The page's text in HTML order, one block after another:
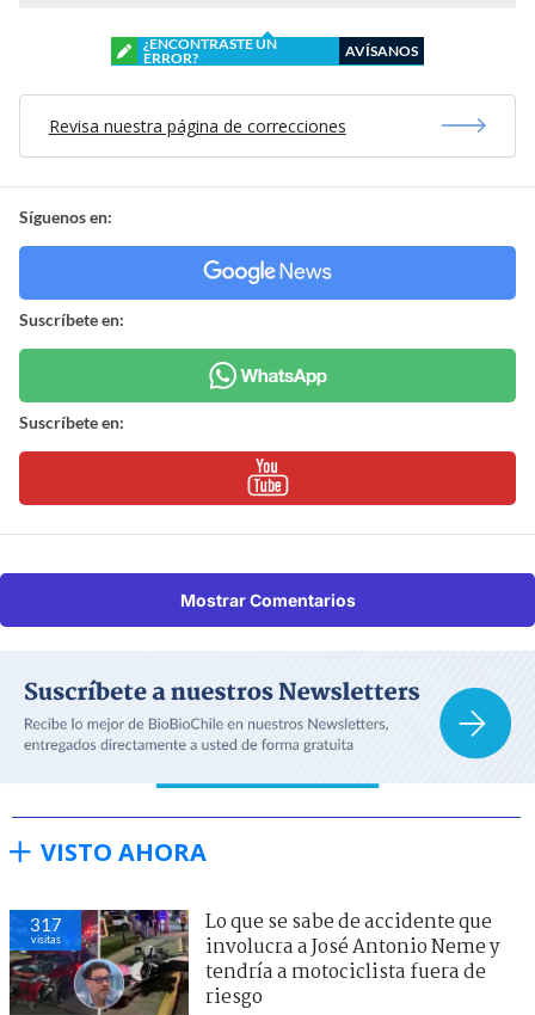
¿ENCONTRASTE UN
ERROR?
AVÍSANOS
Revisa nuestra página de correcciones
Síguenos en:
Suscríbete en:
Suscríbete en:
Mostrar Comentarios
VISTO AHORA
318
visitas
Lo que se sabe de accidente que
involucra a José Antonio Neme y
tendría a motociclista fuera de
riesgo